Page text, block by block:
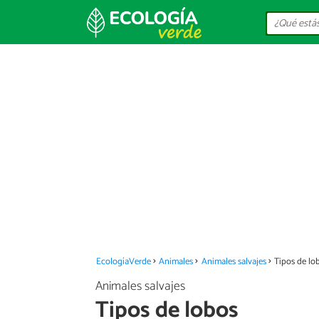
EcologíaVerde Animales Animales salvajes Tipos de
Animales salvajes
Tipos de lobos